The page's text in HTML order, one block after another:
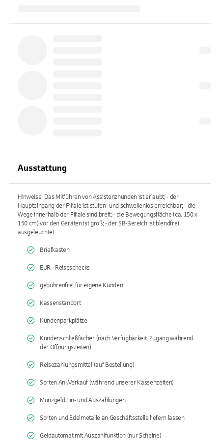
Ausstattung
Hinweise: Das Mitführen von Assistenzhunden ist erlaubt; - der
Haupteingang der Filiale ist stufen- und schwellenlos erreichbar; - die
Wege innerhalb der Filiale sind breit; - die Bewegungsfläche (ca. 150 x
150 cm) vor den Geräten ist groß; - der SB-Bereich ist blendfrei
ausgeleuchtet
Briefkasten
EUR - Reiseschecks
gebührenfrei für eigene Kunden
Kassenstandort
Kundenparkplätze
Kundenschließfächer (nach Verfügbarkeit, Zugang während
der Öffnungszeiten)
Reisezahlungsmittel (auf Bestellung)
Sorten An-/Verkauf (während unserer Kassenzeiten)
Münzgeld Ein- und Auszahlungen
Sorten und Edelmetalle an Geschäftsstelle liefern lassen
Geldautomat mit Auszahlfunktion (nur Scheine)